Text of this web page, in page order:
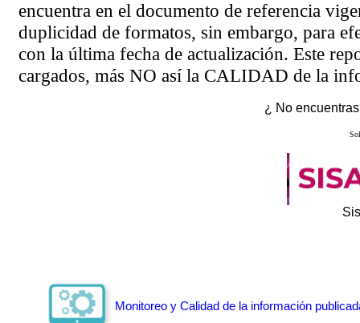
encuentra en el documento de referencia
duplicidad de formatos, sin embargo, para
con la última fecha de actualización. Este
cargados, más NO así la CALIDAD de la
¿ No
Monitoreo y Calidad de la información